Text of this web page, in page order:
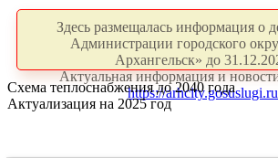
Здесь размещалась информация о
Администрации городского
Архангельск» до
Актуальная информация и
https://
Схема теплоснабжения до 2040 года
Актуализация на 2025 год